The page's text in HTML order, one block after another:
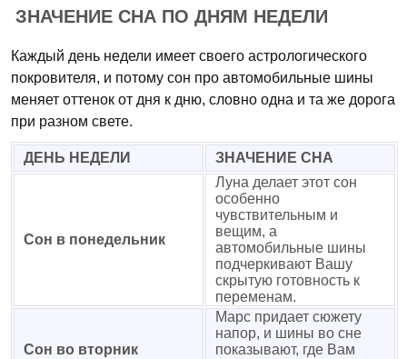
ЗНАЧЕНИЕ СНА ПО ДНЯМ НЕДЕЛИ
Каждый день недели имеет своего астрологического
покровителя, и потому сон про автомобильные шины
меняет оттенок от дня к дню, словно одна и та же дорога
при разном свете.
ДЕНЬ НЕДЕЛИ ЗНАЧЕНИЕ СНА
Сон в понедельник
Луна делает этот сон
особенно
чувствительным и
вещим, а
автомобильные шины
подчеркивают Вашу
скрытую готовность к
переменам.
Сон во вторник
Марс придает сюжету
напор, и шины во сне
показывают, где Вам